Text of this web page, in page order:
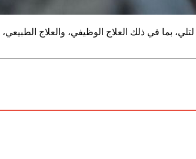
بما في ذلك العلاج الوظيفي، والعلاج